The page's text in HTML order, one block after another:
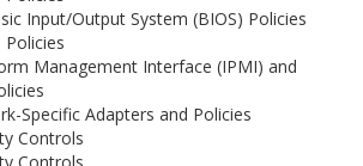
Input/Output System (BIOS) Policies
Management Interface (IPMI) and
Specific Adapters and Policies
Controls